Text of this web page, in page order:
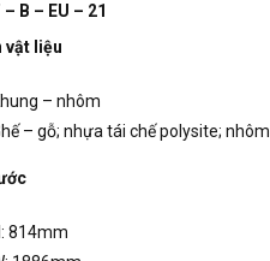
– B – EU – 21
vật liệu
– nhôm
– gỗ; nhựa tái chế polysite; nhôm
814mm